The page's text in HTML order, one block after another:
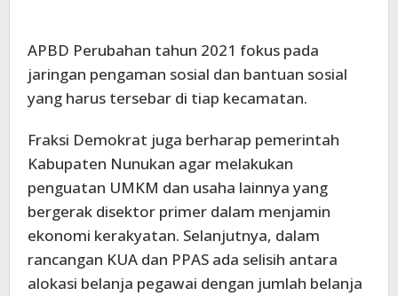
APBD Perubahan tahun 2021 fokus pada
jaringan pengaman sosial dan bantuan sosial
yang harus tersebar di tiap kecamatan.
Fraksi Demokrat juga berharap pemerintah
Kabupaten Nunukan agar melakukan
penguatan UMKM dan usaha lainnya yang
bergerak disektor primer dalam menjamin
ekonomi kerakyatan. Selanjutnya, dalam
rancangan KUA dan PPAS ada selisih antara
alokasi belanja pegawai dengan jumlah belanja